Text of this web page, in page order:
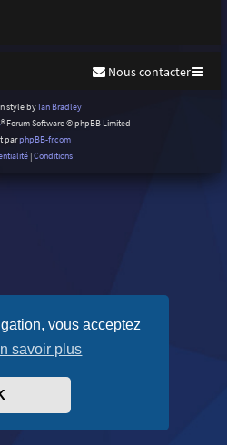
vous acceptez
savoir plus
Nous contacter
style by Ian Bradley
® Forum Software © phpBB Limited
parphpBB-fr.com
|Conditions